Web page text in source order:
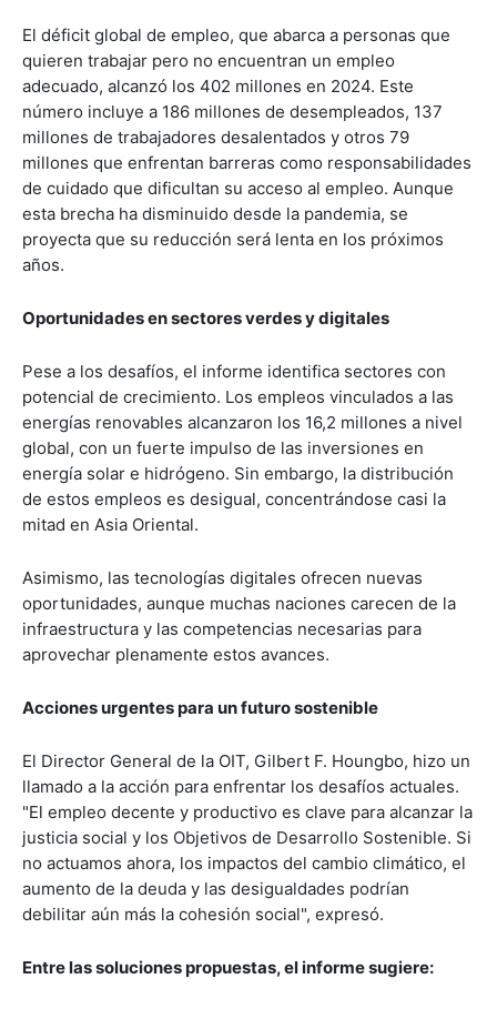
El déficit global de empleo, que abarca a personas que
quieren trabajar pero no encuentran un empleo
adecuado, alcanzó los 402 millones en 2024. Este
número incluye a 186 millones de desempleados, 137
millones de trabajadores desalentados y otros 79
millones que enfrentan barreras como responsabilidades
de cuidado que dificultan su acceso al empleo. Aunque
esta brecha ha disminuido desde la pandemia, se
proyecta que su reducción será lenta en los próximos
años.
Oportunidades en sectores verdes y digitales
Pese a los desafíos, el informe identifica sectores con
potencial de crecimiento. Los empleos vinculados a las
energías renovables alcanzaron los 16,2 millones a nivel
global, con un fuerte impulso de las inversiones en
energía solar e hidrógeno. Sin embargo, la distribución
de estos empleos es desigual, concentrándose casi la
mitad en Asia Oriental.
Asimismo, las tecnologías digitales ofrecen nuevas
oportunidades, aunque muchas naciones carecen de la
infraestructura y las competencias necesarias para
aprovechar plenamente estos avances.
Acciones urgentes para un futuro sostenible
El Director General de la OIT, Gilbert F. Houngbo, hizo un
llamado a la acción para enfrentar los desafíos actuales.
"El empleo decente y productivo es clave para alcanzar la
justicia social y los Objetivos de Desarrollo Sostenible. Si
no actuamos ahora, los impactos del cambio climático, el
aumento de la deuda y las desigualdades podrían
debilitar aún más la cohesión social", expresó.
Entre las soluciones propuestas, el informe sugiere: